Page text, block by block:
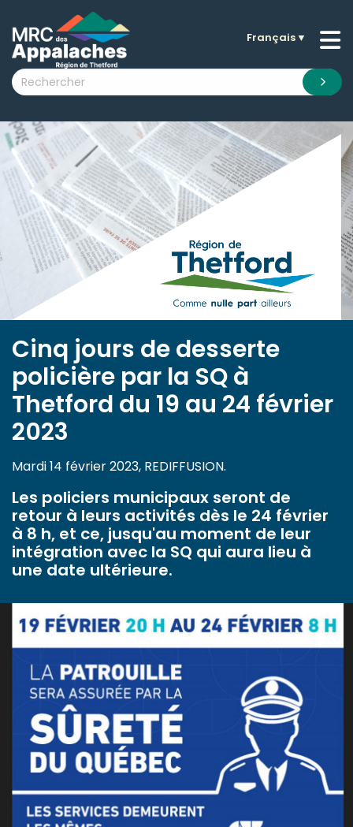
submenu (La MRC )
submenu (Citoyens )
submenu (Visiteurs )
submenu (Nouvelles )
submenu (Documentation )
Français▼
Cinq jours de desserte
policière par la SQ à
Thetford du 19 au 24 février
2023
Mardi 14 février 2023, REDIFFUSION.
Les policiers municipaux seront de
retour à leurs activités dès le 24 février
à 8 h, et ce, jusqu'au moment de leur
intégration avec la SQ qui aura lieu à
une date ultérieure.